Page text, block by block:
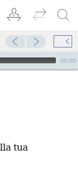
00:00
tua